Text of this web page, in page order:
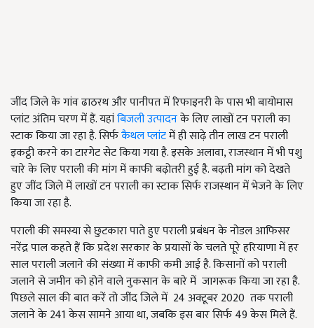
जींद जिले के गांव ढाठरथ और पानीपत में रिफाइनरी के पास भी बायोमास
प्लांट अंतिम चरण में हैं. यहांबिजली उत्पादनके लिए लाखों टन पराली का
स्टाक किया जा रहा है. सिर्फकैथल प्लांटमें ही साढ़े तीन लाख टन पराली
इकट्ठी करने का टारगेट सेट किया गया है. इसके अलावा, राजस्थान में भी पशु
चारे के लिए पराली की मांग में काफी बढ़ोतरी हुई है. बढ़ती मांग को देखते
हुए जींद जिले में लाखों टन पराली का स्टाक सिर्फ राजस्थान में भेजने के लिए
किया जा रहा है.
पराली की समस्या से छुटकारा पाते हुए पराली प्रबंधन के नोडल आफिसर
नरेंद्र पाल कहते हैं कि प्रदेश सरकार के प्रयासों के चलते पूरे हरियाणा में हर
साल पराली जलाने की संख्या में काफी कमी आई है. किसानों को पराली
जलाने से जमीन को होने वाले नुकसान के बारे में जागरूक किया जा रहा है.
पिछले साल की बात करें तो जींद जिले में 24 अक्टूबर 2020 तक पराली
जलाने के 241 केस सामने आया था, जबकि इस बार सिर्फ 49 केस मिले हैं.